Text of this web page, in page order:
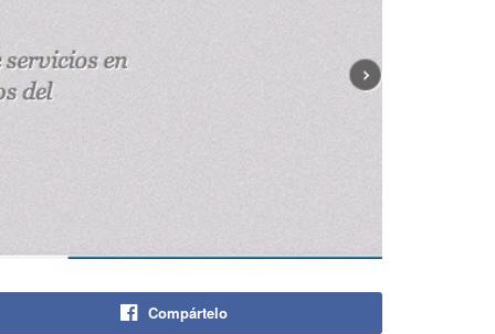
Compártelo